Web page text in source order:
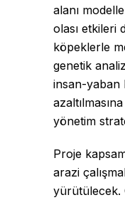
alanı
olası etkileri
köpeklerle
genetik
insan-yaban
yönetim
Proje
arazi
yürütülecek.